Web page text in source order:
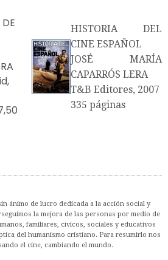
HISTORIA DEL
CINE ESPAÑOL
JOSÉ MARÍA
CAPARRÓS LERA
T&B Editores, 2007
335 páginas
ánimo de lucro dedicada a la acción social y
la mejora de las personas por medio de
familiares, cívicos, sociales y educativos
del humanismo cristiano. Para resumirlo nos
el cine, cambiando el mundo.